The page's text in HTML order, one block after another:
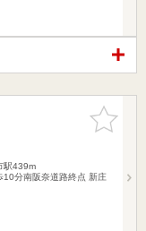
お気に入
りに追加
駅439m
10分南阪奈道路終点 新庄